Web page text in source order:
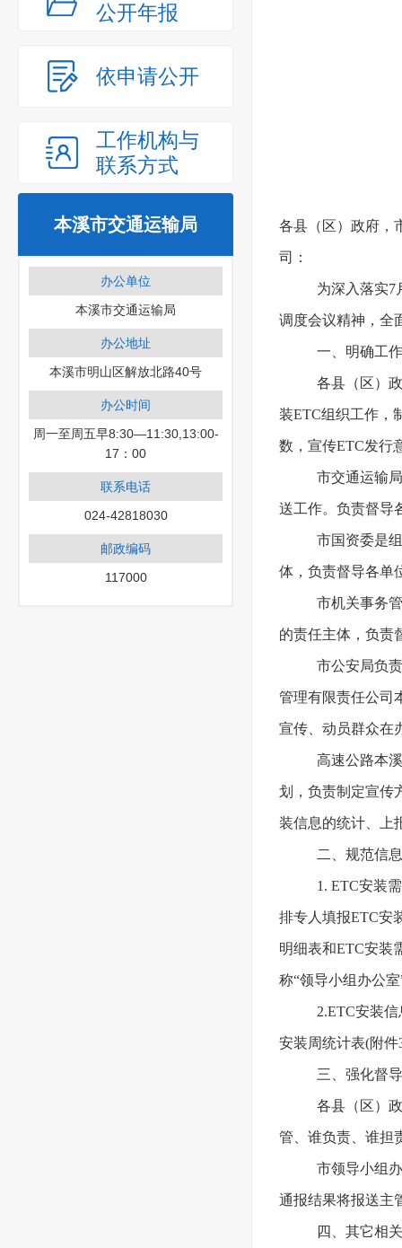
公开年报
依申请公开
工作机构与
联系方式
本溪市交通运输局
办公单位
本溪市交通运输局
办公地址
本溪市明山区解放北路40号
办公时间
周一至周五早8:30—11:30,13:00-
17：00
联系电话
024-42818030
邮政编码
117000
各县（区）政府，
司：
为深入落实7
调度会议精神，全
一、明确工
各县（区）
装ETC组织工作，
数，宣传ETC发行
市交通运输
送工作。负责督导
市国资委是
体，负责督导各单
市机关事务
的责任主体，负责
市公安局负
管理有限责任公司
宣传、动员群众在
高速公路本
划，负责制定宣传
装信息的统计、上
二、规范信
1. ETC安装
排专人填报ETC安
明细表和ETC安装
称“领导小组办公室
2.ETC安装
安装周统计表(附
三、强化督
各县（区）
管、谁负责、谁担
市领导小组
通报结果将报送主
四、其它相